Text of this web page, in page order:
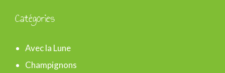
e
r
Catégories
Avec la Lune
Champignons